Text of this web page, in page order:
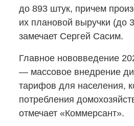
до 893 штук, причем
их плановой выручки (до
замечает Сергей Сасим.
Главное нововведение
— массовое внедрение
тарифов для населения,
потребления
отмечает «Коммерсант».